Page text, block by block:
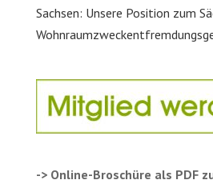
Sachsen: Unsere Position zum
-> Online-Broschüre als PDF